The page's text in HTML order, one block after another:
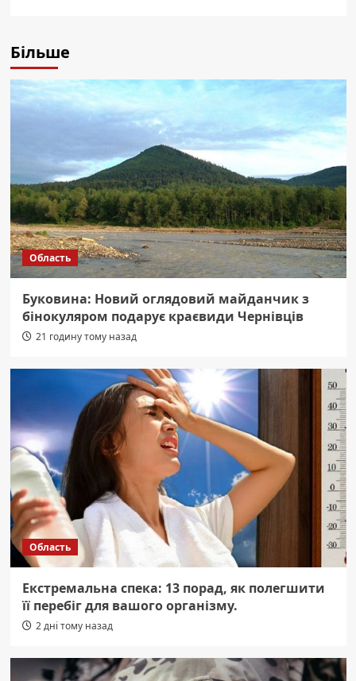
Більше
Область
Буковина: Новий оглядовий майданчик з
бінокуляром подарує краєвиди Чернівців
21 годину тому назад
Область
Екстремальна спека: 13 порад, як полегшити
її перебіг для вашого організму.
2 дні тому назад